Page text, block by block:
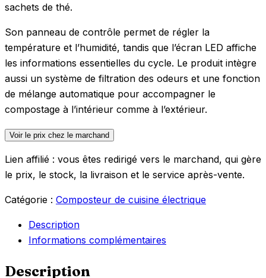
sachets de thé.
Son panneau de contrôle permet de régler la
température et l’humidité, tandis que l’écran LED affiche
les informations essentielles du cycle. Le produit intègre
aussi un système de filtration des odeurs et une fonction
de mélange automatique pour accompagner le
compostage à l’intérieur comme à l’extérieur.
Voir le prix chez le marchand
Lien affilié : vous êtes redirigé vers le marchand, qui gère
le prix, le stock, la livraison et le service après-vente.
Catégorie : Composteur de cuisine électrique
Description
Informations complémentaires
Description